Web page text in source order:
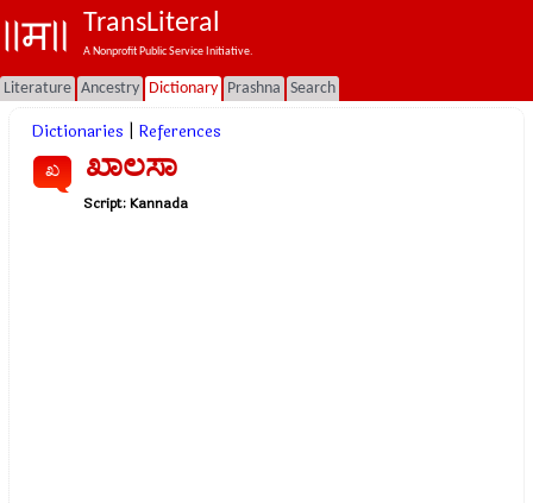
TransLiteral
A Nonprofit Public Service Initiative.
Literature Ancestry Dictionary Prashna Search
Dictionaries References
ಖ ಖಾಲಸಾ
Script:Kannada